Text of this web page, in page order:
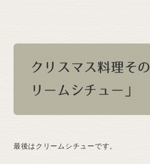
クリスマス料理そ
リームシチュー」
最後はクリームシチューです。